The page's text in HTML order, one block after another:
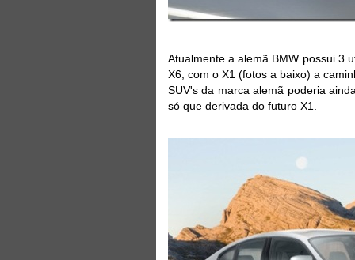
Atualmente a alemã BMW possui 3
X6, com o X1 (fotos a baixo) a
SUV's da marca alemã poderia
só que derivada do futuro X1.